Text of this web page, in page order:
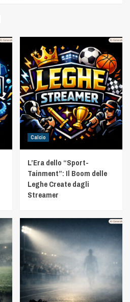
Calcio
L’Era dello “Sport-
Tainment”: Il Boom delle
Leghe Create dagli
Streamer